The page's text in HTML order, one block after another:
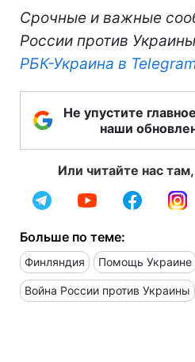
Срочные и важные
России против
РБК-Украина в
Не упустите
наши
Или читайте нас
Больше по теме:
Финляндия Помощь Украине
Война России против Украины